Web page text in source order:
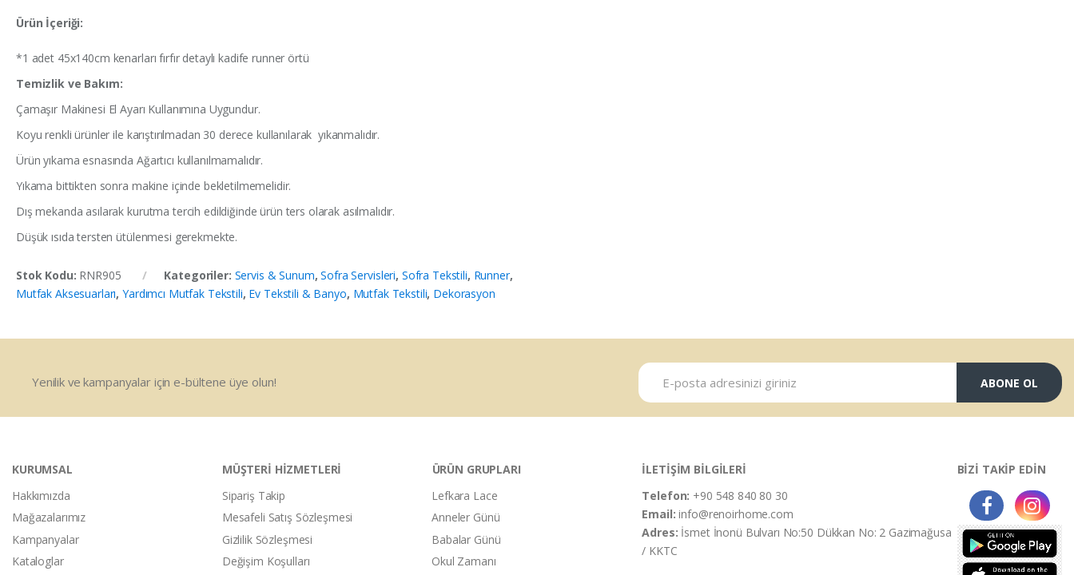
Ürün İçeriği:
*1 adet 45x140cm kenarları fırfır detaylı kadife runner örtü
Temizlik ve Bakım:
Çamaşır Makinesi El Ayarı Kullanımına Uygundur.
Koyu renkli ürünler ile karıştırılmadan 30 derece kullanılarak yıkanmalıdır.
Ürün yıkama esnasında Ağartıcı kullanılmamalıdır.
Yıkama bittikten sonra makine içinde bekletilmemelidir.
Dış mekanda asılarak kurutma tercih edildiğinde ürün ters olarak asılmalıdır.
Düşük ısıda tersten ütülenmesi gerekmekte.
Stok Kodu: RNR905 Kategoriler: Servis & Sunum,Sofra Servisleri, Sofra Tekstili, Runner,
Mutfak Aksesuarları,Yardımcı Mutfak Tekstili, Ev Tekstili & Banyo, Mutfak Tekstili, Dekorasyon
Yenilik ve kampanyalar için e-bültene üye olun! ABONE OL
KURUMSAL
Hakkımızda
Mağazalarımız
Kampanyalar
Kataloglar
MÜŞTERİ HİZMETLERİ
Sipariş Takip
Mesafeli Satış Sözleşmesi
Gizlilik Sözleşmesi
Değişim Koşulları
ÜRÜN GRUPLARI
Lefkara Lace
Anneler Günü
Babalar Günü
Okul Zamanı
İLETİŞİM BİLGİLERİ
Telefon: +90 548 840 80 30
Email:info@renoirhome.com
Adres: İsmet İnonü Bulvarı No:50 Dükkan No: 2 Gazimağusa
/ KKTC
BİZİ TAKİP EDİN